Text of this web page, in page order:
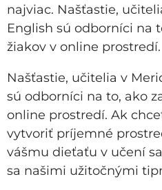
najviac. Našťastie,
English sú odborníci na
žiakov v online prostredí.
Našťastie, učitelia v
sú odborníci na to, ako
online prostredí. Ak
vytvoriť príjemné
vášmu dieťaťu v učení
sa našimi užitočnými